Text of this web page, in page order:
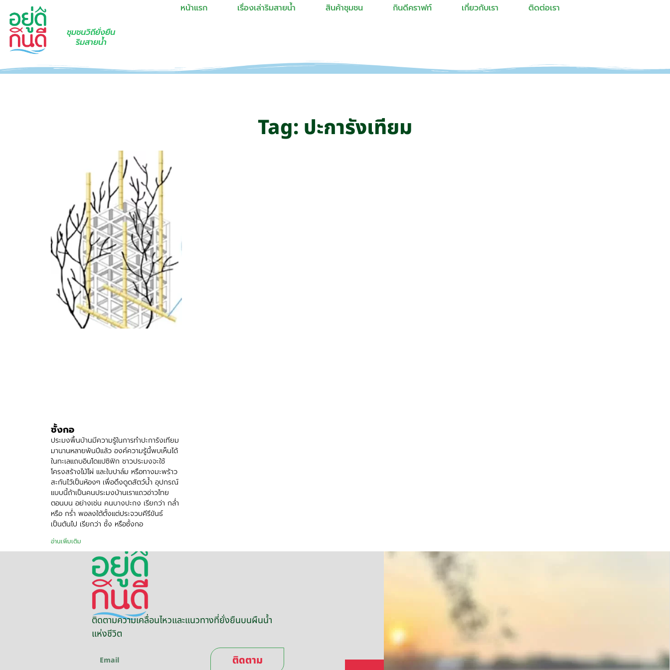
ชุมชนวิถียั่งยืน
ริมสายน้ำ
หน้าแรก เรื่องเล่าริมสายน้ำ สินค้าชุมชน กินดีคราฟท์ เกี่ยวกับเรา ติดต่อเรา
Tag: ปะการังเทียม
ซั้งกอ
ประมงพื้นบ้านมีความรู้ในการทำปะการังเทียม
มานานหลายพันปีแล้ว องค์ความรู้นี้พบเห็นได้
ในทะเลแถบอินโดแปซิฟิก ชาวประมงจะใช้
โครงสร้างไม้ไผ่ และใบปาล์ม หรือทางมะพร้าว
สะกันไว้เป็นห้องๆ เพื่อดึงดูดสัตว์น้ำ อุปกรณ์
แบบนี้ถ้าเป็นคนประมงบ้านเราแถวอ่าวไทย
ตอนบน อย่างเช่น คนบางปะกง เรียกว่า กล่ำ
หรือ กร่ำ พอลงใต้ตั้งแต่ประจวบคีรีขันธ์
เป็นต้นไป เรียกว่า ซั้ง หรือซั้งกอ
อ่านเพิ่มเติม
ติดตามความเคลื่อนไหวและแนวทางที่ยั่งยืนบนผืนน้ำ
แห่งชีวิต
ติดตาม